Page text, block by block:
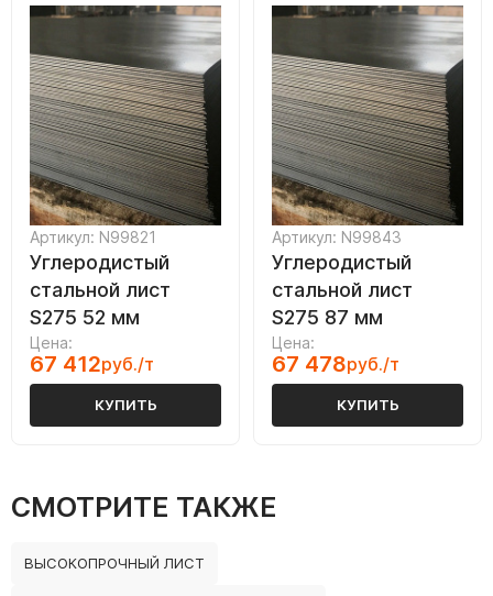
Артикул: N99821
Углеродистый
стальной лист
S275 52 мм
Цена:
67 412руб./т
КУПИТЬ
Артикул: N99843
Углеродистый
стальной лист
S275 87 мм
Цена:
67 478руб./т
КУПИТЬ
СМОТРИТЕ ТАКЖЕ
ВЫСОКОПРОЧНЫЙ ЛИСТ